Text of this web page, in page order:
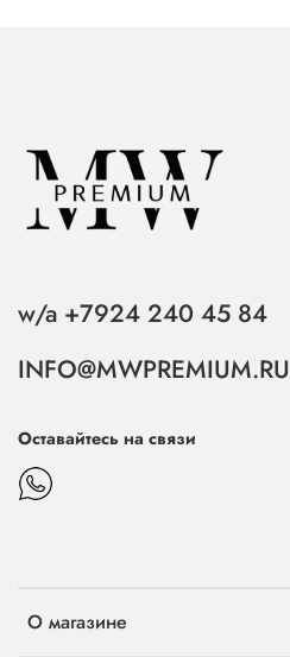
О магазине
w/a +7924 240 45 84
INFO@MWPREMIUM.RU
Оставайтесь на связи